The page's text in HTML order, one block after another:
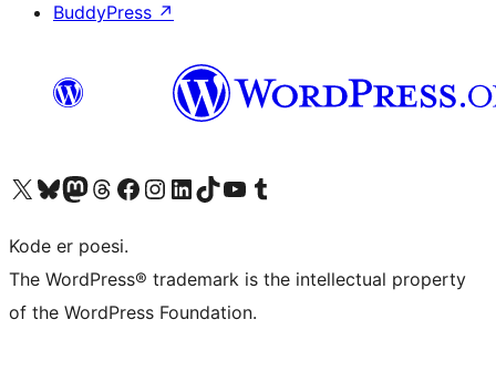
BuddyPress ↗
Besøk vår konto på X Visit our Bluesky account
Besøk vår Mastodon-konto
Visit our Threads account
Besøk vår Facebook-sideBesøk vår Instagram-konto
Besøk vår LinkedIn-konto
Visit our TikTok account
Visit our YouTube channel
Visit our Tumblr account
Kode er poesi.
The WordPress® trademark is the intellectual property
of the WordPress Foundation.